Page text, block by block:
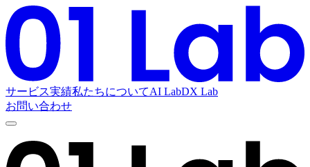
サービス実績私たちについてAI LabDX Lab
お問い合わせ